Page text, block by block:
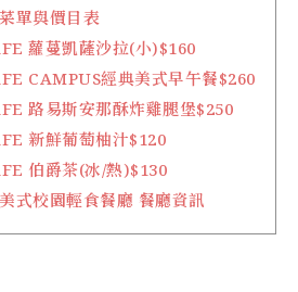
單與價目表
蘿蔓凱薩沙拉(小)$160
CAMPUS經典美式早午餐$260
路易斯安那酥炸雞腿堡$250
新鮮葡萄柚汁$120
伯爵茶(冰/熱)$130
式校園輕食餐廳 餐廳資訊